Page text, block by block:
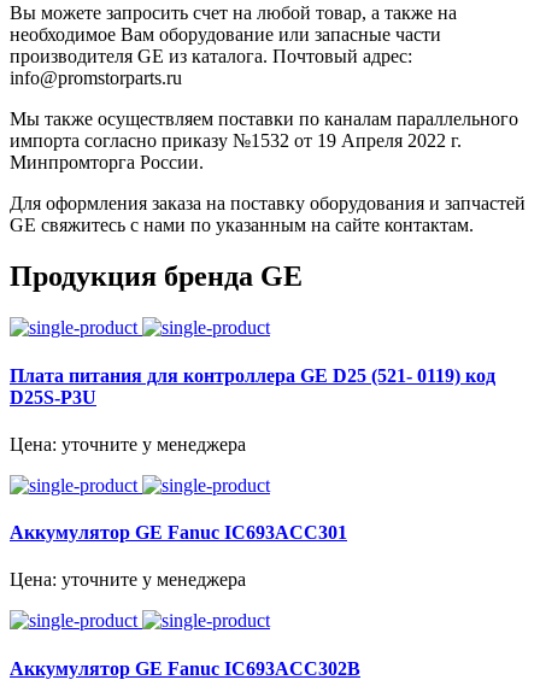
Вы можете запросить счет на любой товар, а также на
необходимое Вам оборудование или запасные части
производителя GE из каталога. Почтовый адрес:
info@promstorparts.ru
Мы также осуществляем поставки по каналам параллельного
импорта согласно приказу №1532 от 19 Апреля 2022 г.
Минпромторга России.
Для оформления заказа на поставку оборудования и запчастей
GE свяжитесь с нами по указанным на сайте контактам.
Продукция бренда GE
Плата питания для контроллера GE D25 (521- 0119) код
D25S-P3U
Цена: уточните у менеджера
Аккумулятор GE Fanuc IC693ACC301
Цена: уточните у менеджера
Аккумулятор GE Fanuc IC693ACC302B